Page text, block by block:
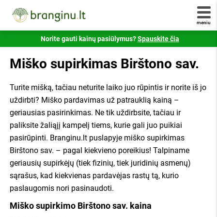
meniu
Miško supirkimas Birštono sav.
Turite mišką, tačiau neturite laiko juo rūpintis ir norite iš jo
uždirbti? Miško pardavimas už patrauklią kainą –
geriausias pasirinkimas. Ne tik uždirbsite, tačiau ir
paliksite žaliąjį kampelį tiems, kurie gali juo puikiai
pasirūpinti. Branginu.lt puslapyje miško supirkimas
Birštono sav. – pagal kiekvieno poreikius! Talpiname
geriausių supirkėjų (tiek fizinių, tiek juridinių asmenų)
sąrašus, kad kiekvienas pardavėjas rastų tą, kurio
paslaugomis nori pasinaudoti.
Miško supirkimo Birštono sav. kaina
Norite gauti kainų pasiūlymus? Spauskite čia
Visi atsiliepimai yra tikri ir patikrinti Valstybinės
vartotojų teisių apsaugos tarnybos.
Nekilnojamojo turto išraše. Numeris turėtų atrodyti
panašus į šį -234/0001:0001
nežinote - jį galite sužinote susisiekęregistrucentras.lt
Šiuo klausimu taip pat galite susisiekti su mumis!
Skambinkite telefonu+370 6 333 1515.
Jūsų el. paštas
Susipažinau ir sutinku subranginu.lt
taisyklėmis, privatumo politikair jų laikysiuos.
Siųsti užklausą
Klausiate, kaip tai veikia?
Užpildykite šią užklausą ir
pradėkite gauti pasiūlymus!
Susipažinau ir sutinku suBranginu.lt
taisyklėmis ,privatumo politikair jų laikysiuos.